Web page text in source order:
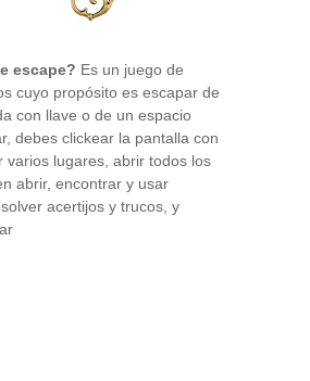
escape? Es un juego de
cuyo propósito es escapar de
con llave o de un espacio
debes clickear la pantalla con
varios lugares, abrir todos los
abrir, encontrar y usar
acertijos y trucos, y